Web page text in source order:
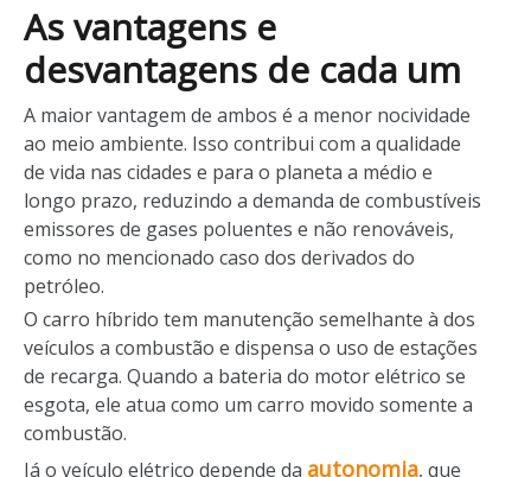
As vantagens e
desvantagens de cada um
A maior vantagem de ambos é a menor nocividade
ao meio ambiente. Isso contribui com a qualidade
de vida nas cidades e para o planeta a médio e
longo prazo, reduzindo a demanda de combustíveis
emissores de gases poluentes e não renováveis,
como no mencionado caso dos derivados do
petróleo.
O carro híbrido tem manutenção semelhante à dos
veículos a combustão e dispensa o uso de estações
de recarga. Quando a bateria do motor elétrico se
esgota, ele atua como um carro movido somente a
combustão.
Já o veículo elétrico depende da autonomia, que